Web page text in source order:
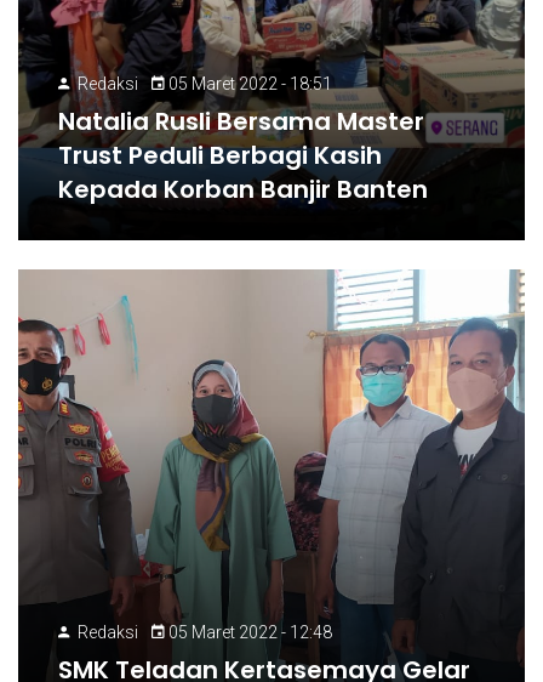
Redaksi 05 Maret 2022 - 18:51
Natalia Rusli Bersama Master
Trust Peduli Berbagi Kasih
Kepada Korban Banjir Banten
Redaksi 05 Maret 2022 - 12:48
SMK Teladan Kertasemaya Gelar